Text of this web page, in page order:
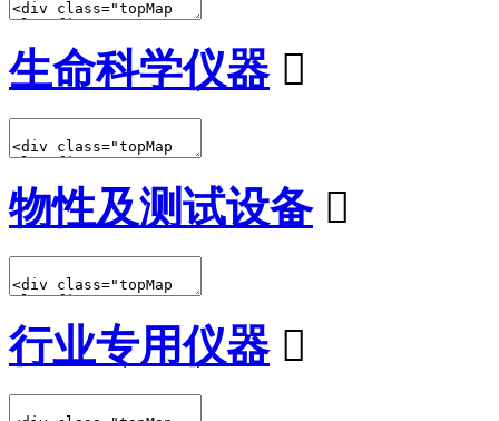
生命科学仪器 
物性及测试设备 
行业专用仪器 